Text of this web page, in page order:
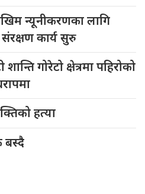
न्यूनीकरणका लागि
संरक्षण कार्य सुरु
गोरेटो क्षेत्रमा पहिरोको
हत्या
बस्दै